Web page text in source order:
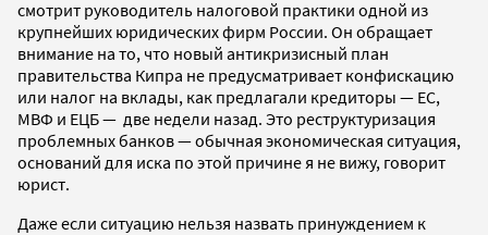
смотрит руководитель налоговой практики одной из
крупнейших юридических фирм России. Он обращает
внимание на то, что новый антикризисный план
правительства Кипра не предусматривает конфискацию
или налог на вклады, как предлагали кредиторы — ЕС,
МВФ и ЕЦБ — две недели назад. Это реструктуризация
проблемных банков — обычная экономическая ситуация,
оснований для иска по этой причине я не вижу, говорит
юрист.
Даже если ситуацию нельзя назвать принуждением к